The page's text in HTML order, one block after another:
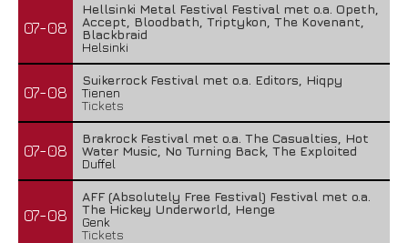
07-08
Hellsinki Metal Festival Festival met o.a. Opeth,
Accept, Bloodbath, Triptykon, The Kovenant,
Blackbraid
Helsinki
07-08
Suikerrock Festival met o.a. Editors, Hiqpy
Tienen
Tickets
07-08
Brakrock Festival met o.a. The Casualties, Hot
Water Music, No Turning Back, The Exploited
Duffel
07-08
AFF (Absolutely Free Festival) Festival met o.a.
The Hickey Underworld, Henge
Genk
Tickets